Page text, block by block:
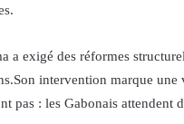
a exigé des réformes
intervention marque
pas : les Gabonais attendent